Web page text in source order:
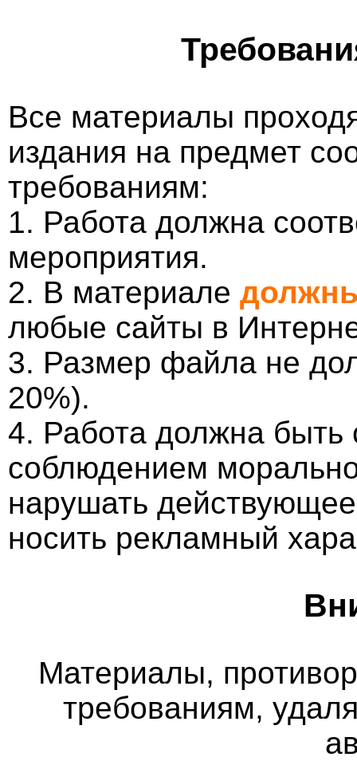
Все материалы
издания на предмет
требованиям:
1. Работа должна
мероприятия.
2. В материале
любые сайты в
3. Размер файла не
20%).
4. Работа должна
соблюдением
нарушать
носить рекламный
Материалы,
требованиям,